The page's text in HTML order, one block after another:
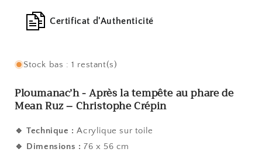
Mean
Ruz
Mean
Certificat d'Authenticité
Stock bas : 1 restant(s)
Ploumanac’h - Après la tempête au phare de
Mean Ruz– Christophe Crépin
🔹Technique :Acrylique sur toile
🔹 Dimensions :76 x 56 cm